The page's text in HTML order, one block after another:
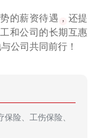
的薪资待遇，还提
和公司的长期互惠
与公司共同前行！
险、工伤保险、